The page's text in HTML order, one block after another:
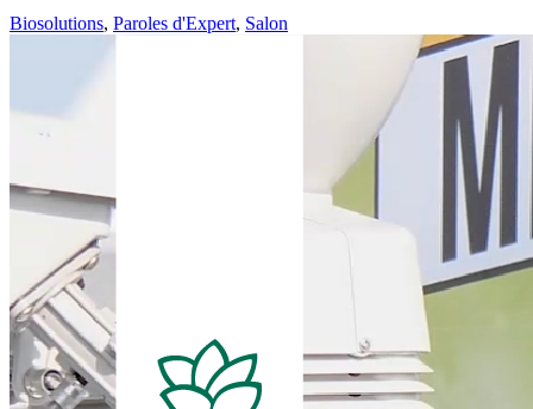
Biosolutions, Paroles d'Expert, Salon